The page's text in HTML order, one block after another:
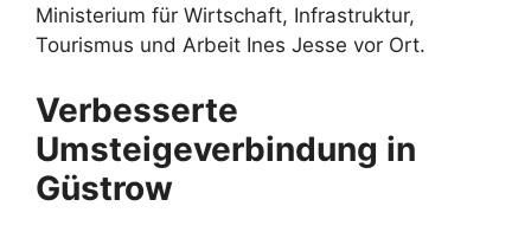
Ministerium für Wirtschaft, Infrastruktur,
Tourismus und Arbeit Ines Jesse vor Ort.
Verbesserte
Umsteigeverbindung in
Güstrow